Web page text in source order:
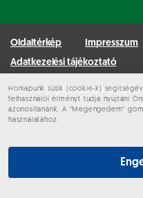
Honlapunk sütik (cookie-k)
felhasználói élményt tudja nyújtani
azonosítanánk. A “Megengedem”
használatához.
Oldaltérkép
Impresszum
Adatkezelési tájékoztató
Minden jog fenntartva © 2026